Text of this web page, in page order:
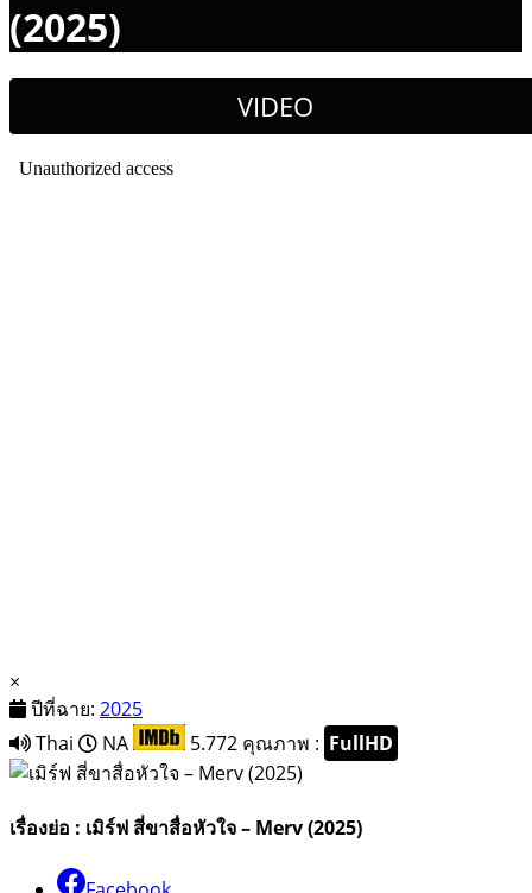
(2025)
VIDEO
×
ปีที่ฉาย: 2025
Thai
NA 5.772 คุณภาพ : FullHD
เรื่องย่อ : เมิร์ฟ สี่ขาสื่อหัวใจ – Merv (2025)